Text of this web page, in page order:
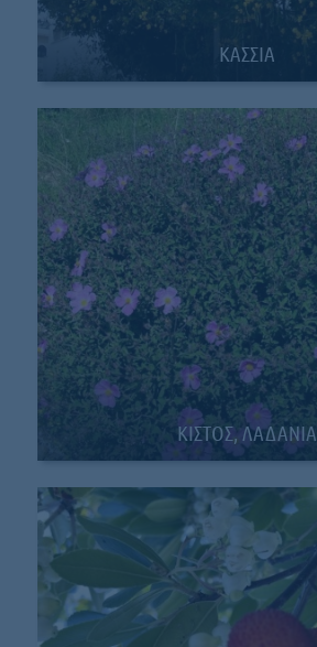
ΚΑΣΣΙΑ
ΚΙΣΤΟΣ, ΛΑΔΑΝΙΑ